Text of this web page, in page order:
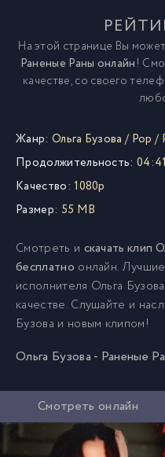
На этой странице Вы
Раненые Раны онлайн!
качестве, со своего
Жанр: Ольга Бузова / Pop /
Продолжительность: 04:41
Качество: 1080p
Размер: 55 MB
Смотреть и скачать клип
бесплатно онлайн.
исполнителя Ольга
качестве. Слушайте и
Бузова и новым клипом!
Ольга Бузова - Раненые
Смотреть онлайн